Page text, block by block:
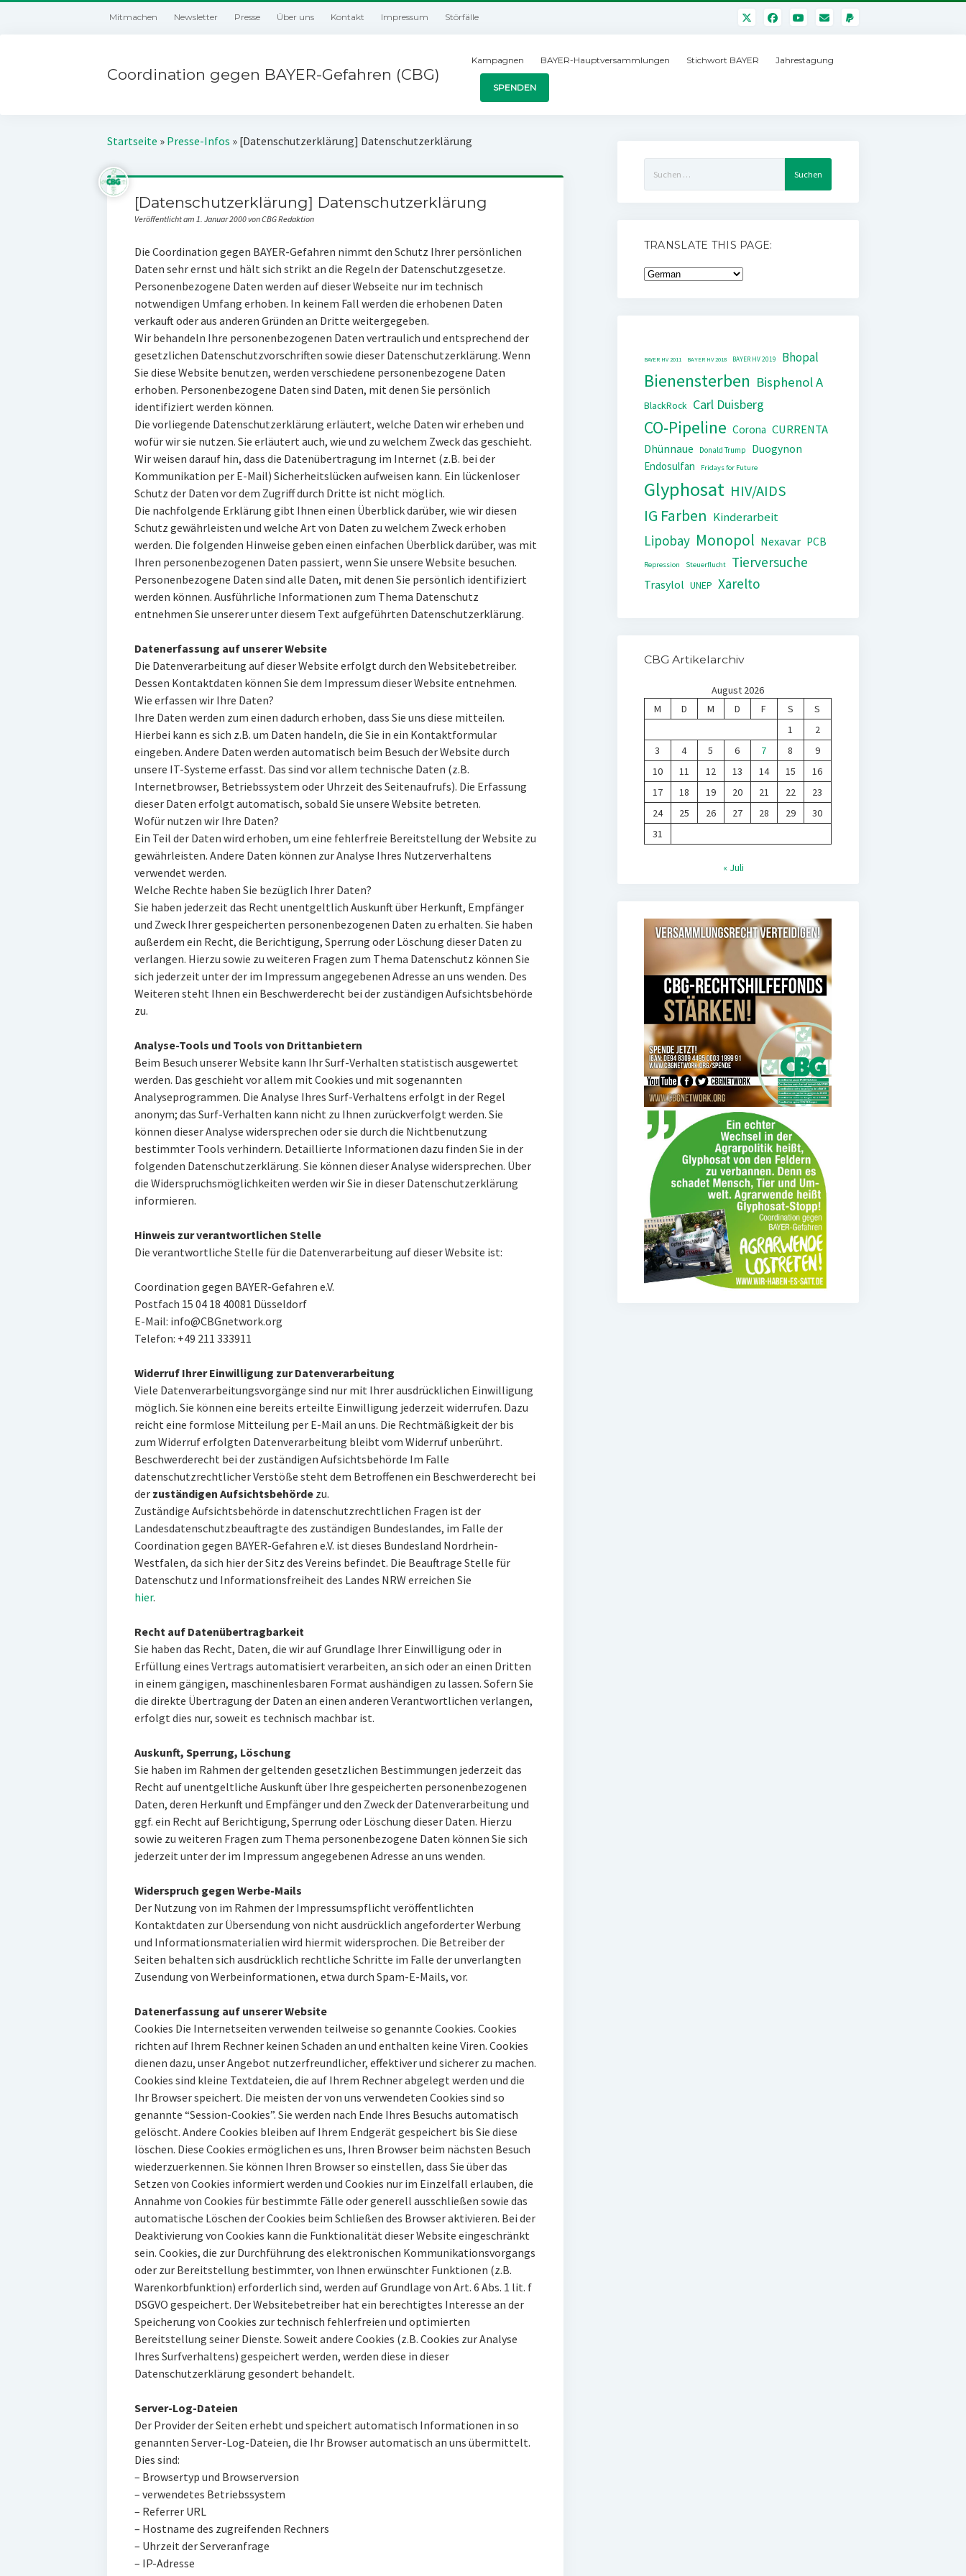
Mitmachen Newsletter Presse Über uns Kontakt Impressum Störfälle
Coordination gegen BAYER-Gefahren (CBG)
Kampagnen BAYER-Hauptversammlungen Stichwort BAYER Jahrestagung
SPENDEN
Startseite » Presse-Infos » [Datenschutzerklärung] Datenschutzerklärung
[Datenschutzerklärung] Datenschutzerklärung
Veröffentlicht am 1. Januar 2000 von CBG Redaktion
Die Coordination gegen BAYER-Gefahren nimmt den Schutz Ihrer persönlichen
Daten sehr ernst und hält sich strikt an die Regeln der Datenschutzgesetze.
Personenbezogene Daten werden auf dieser Webseite nur im technisch
notwendigen Umfang erhoben. In keinem Fall werden die erhobenen Daten
verkauft oder aus anderen Gründen an Dritte weitergegeben.
Wir behandeln Ihre personenbezogenen Daten vertraulich und entsprechend der
gesetzlichen Datenschutzvorschriften sowie dieser Datenschutzerklärung. Wenn
Sie diese Website benutzen, werden verschiedene personenbezogene Daten
erhoben. Personenbezogene Daten sind Daten, mit denen Sie persönlich
identifiziert werden können.
Die vorliegende Datenschutzerklärung erläutert, welche Daten wir erheben und
wofür wir sie nutzen. Sie erläutert auch, wie und zu welchem Zweck das geschieht.
Wir weisen darauf hin, dass die Datenübertragung im Internet (z.B. bei der
Kommunikation per E-Mail) Sicherheitslücken aufweisen kann. Ein lückenloser
Schutz der Daten vor dem Zugriff durch Dritte ist nicht möglich.
Die nachfolgende Erklärung gibt Ihnen einen Überblick darüber, wie wir diesen
Schutz gewährleisten und welche Art von Daten zu welchem Zweck erhoben
werden. Die folgenden Hinweise geben einen einfachen Überblick darüber, was mit
Ihren personenbezogenen Daten passiert, wenn Sie unsere Website besuchen.
Personenbezogene Daten sind alle Daten, mit denen Sie persönlich identifiziert
werden können. Ausführliche Informationen zum Thema Datenschutz
entnehmen Sie unserer unter diesem Text aufgeführten Datenschutzerklärung.
Datenerfassung auf unserer Website
Die Datenverarbeitung auf dieser Website erfolgt durch den Websitebetreiber.
Dessen Kontaktdaten können Sie dem Impressum dieser Website entnehmen.
Wie erfassen wir Ihre Daten?
Ihre Daten werden zum einen dadurch erhoben, dass Sie uns diese mitteilen.
Hierbei kann es sich z.B. um Daten handeln, die Sie in ein Kontaktformular
eingeben. Andere Daten werden automatisch beim Besuch der Website durch
unsere IT-Systeme erfasst. Das sind vor allem technische Daten (z.B.
Internetbrowser, Betriebssystem oder Uhrzeit des Seitenaufrufs). Die Erfassung
dieser Daten erfolgt automatisch, sobald Sie unsere Website betreten.
Wofür nutzen wir Ihre Daten?
Ein Teil der Daten wird erhoben, um eine fehlerfreie Bereitstellung der Website zu
gewährleisten. Andere Daten können zur Analyse Ihres Nutzerverhaltens
verwendet werden.
Welche Rechte haben Sie bezüglich Ihrer Daten?
Sie haben jederzeit das Recht unentgeltlich Auskunft über Herkunft, Empfänger
und Zweck Ihrer gespeicherten personenbezogenen Daten zu erhalten. Sie haben
außerdem ein Recht, die Berichtigung, Sperrung oder Löschung dieser Daten zu
verlangen. Hierzu sowie zu weiteren Fragen zum Thema Datenschutz können Sie
sich jederzeit unter der im Impressum angegebenen Adresse an uns wenden. Des
Weiteren steht Ihnen ein Beschwerderecht bei der zuständigen Aufsichtsbehörde
zu.
Analyse-Tools und Tools von Drittanbietern
Beim Besuch unserer Website kann Ihr Surf-Verhalten statistisch ausgewertet
werden. Das geschieht vor allem mit Cookies und mit sogenannten
Analyseprogrammen. Die Analyse Ihres Surf-Verhaltens erfolgt in der Regel
anonym; das Surf-Verhalten kann nicht zu Ihnen zurückverfolgt werden. Sie
können dieser Analyse widersprechen oder sie durch die Nichtbenutzung
bestimmter Tools verhindern. Detaillierte Informationen dazu finden Sie in der
folgenden Datenschutzerklärung. Sie können dieser Analyse widersprechen. Über
die Widerspruchsmöglichkeiten werden wir Sie in dieser Datenschutzerklärung
informieren.
Hinweis zur verantwortlichen Stelle
Die verantwortliche Stelle für die Datenverarbeitung auf dieser Website ist:
Coordination gegen BAYER-Gefahren e.V.
Postfach 15 04 18 40081 Düsseldorf
E-Mail: info@CBGnetwork.org
Telefon: +49 211 333911
Widerruf Ihrer Einwilligung zur Datenverarbeitung
Viele Datenverarbeitungsvorgänge sind nur mit Ihrer ausdrücklichen Einwilligung
möglich. Sie können eine bereits erteilte Einwilligung jederzeit widerrufen. Dazu
reicht eine formlose Mitteilung per E-Mail an uns. Die Rechtmäßigkeit der bis
zum Widerruf erfolgten Datenverarbeitung bleibt vom Widerruf unberührt.
Beschwerderecht bei der zuständigen Aufsichtsbehörde Im Falle
datenschutzrechtlicher Verstöße steht dem Betroffenen ein Beschwerderecht bei
der zuständigen Aufsichtsbehördezu.
Zuständige Aufsichtsbehörde in datenschutzrechtlichen Fragen ist der
Landesdatenschutzbeauftragte des zuständigen Bundeslandes, im Falle der
Coordination gegen BAYER-Gefahren e.V. ist dieses Bundesland Nordrhein-
Westfalen, da sich hier der Sitz des Vereins befindet. Die Beauftrage Stelle für
Datenschutz und Informationsfreiheit des Landes NRW erreichen Sie
hier.
Recht auf Datenübertragbarkeit
Sie haben das Recht, Daten, die wir auf Grundlage Ihrer Einwilligung oder in
Erfüllung eines Vertrags automatisiert verarbeiten, an sich oder an einen Dritten
in einem gängigen, maschinenlesbaren Format aushändigen zu lassen. Sofern Sie
die direkte Übertragung der Daten an einen anderen Verantwortlichen verlangen,
erfolgt dies nur, soweit es technisch machbar ist.
Auskunft, Sperrung, Löschung
Sie haben im Rahmen der geltenden gesetzlichen Bestimmungen jederzeit das
Recht auf unentgeltliche Auskunft über Ihre gespeicherten personenbezogenen
Daten, deren Herkunft und Empfänger und den Zweck der Datenverarbeitung und
ggf. ein Recht auf Berichtigung, Sperrung oder Löschung dieser Daten. Hierzu
sowie zu weiteren Fragen zum Thema personenbezogene Daten können Sie sich
jederzeit unter der im Impressum angegebenen Adresse an uns wenden.
Widerspruch gegen Werbe-Mails
Der Nutzung von im Rahmen der Impressumspflicht veröffentlichten
Kontaktdaten zur Übersendung von nicht ausdrücklich angeforderter Werbung
und Informationsmaterialien wird hiermit widersprochen. Die Betreiber der
Seiten behalten sich ausdrücklich rechtliche Schritte im Falle der unverlangten
Zusendung von Werbeinformationen, etwa durch Spam-E-Mails, vor.
Datenerfassung auf unserer Website
Cookies Die Internetseiten verwenden teilweise so genannte Cookies. Cookies
richten auf Ihrem Rechner keinen Schaden an und enthalten keine Viren. Cookies
dienen dazu, unser Angebot nutzerfreundlicher, effektiver und sicherer zu machen.
Cookies sind kleine Textdateien, die auf Ihrem Rechner abgelegt werden und die
Ihr Browser speichert. Die meisten der von uns verwendeten Cookies sind so
genannte “Session-Cookies”. Sie werden nach Ende Ihres Besuchs automatisch
gelöscht. Andere Cookies bleiben auf Ihrem Endgerät gespeichert bis Sie diese
löschen. Diese Cookies ermöglichen es uns, Ihren Browser beim nächsten Besuch
wiederzuerkennen. Sie können Ihren Browser so einstellen, dass Sie über das
Setzen von Cookies informiert werden und Cookies nur im Einzelfall erlauben, die
Annahme von Cookies für bestimmte Fälle oder generell ausschließen sowie das
automatische Löschen der Cookies beim Schließen des Browser aktivieren. Bei der
Deaktivierung von Cookies kann die Funktionalität dieser Website eingeschränkt
sein. Cookies, die zur Durchführung des elektronischen Kommunikationsvorgangs
oder zur Bereitstellung bestimmter, von Ihnen erwünschter Funktionen (z.B.
Warenkorbfunktion) erforderlich sind, werden auf Grundlage von Art. 6 Abs. 1 lit. f
DSGVO gespeichert. Der Websitebetreiber hat ein berechtigtes Interesse an der
Speicherung von Cookies zur technisch fehlerfreien und optimierten
Bereitstellung seiner Dienste. Soweit andere Cookies (z.B. Cookies zur Analyse
Ihres Surfverhaltens) gespeichert werden, werden diese in dieser
Datenschutzerklärung gesondert behandelt.
Server-Log-Dateien
Der Provider der Seiten erhebt und speichert automatisch Informationen in so
genannten Server-Log-Dateien, die Ihr Browser automatisch an uns übermittelt.
Dies sind:
– Browsertyp und Browserversion
– verwendetes Betriebssystem
– Referrer URL
– Hostname des zugreifenden Rechners
– Uhrzeit der Serveranfrage
– IP-Adresse
nach:
TRANSLATE THIS PAGE:
BAYER HV 2011 BAYER HV 2018 BAYER HV 2019 Bhopal
Bienensterben Bisphenol A
BlackRock Carl Duisberg
CO-Pipeline Corona CURRENTA
Dhünnaue Donald Trump
Duogynon
Endosulfan
Fridays for Future
Glyphosat HIV/AIDS
IG Farben Kinderarbeit
Lipobay Monopol Nexavar PCB
Repression Steuerflucht Tierversuche
Trasylol UNEP Xarelto
CBG Artikelarchiv
August 2026
M
D M D F S
S
1
2
3
4 5 6 7 8
9
10
11 12 13 14 15
16
17
18 19 20 21 22
23
24
25 26 27 28 29
30
31
« Juli